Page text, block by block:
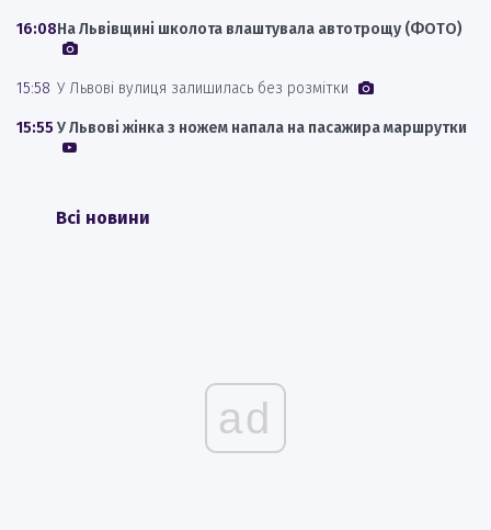
16:08На Львівщині школота влаштувала автотрощу (ФОТО)
15:58 У Львові вулиця залишилась без розмітки
15:55 У Львові жінка з ножем напала на пасажира маршрутки
Всі новини
ad